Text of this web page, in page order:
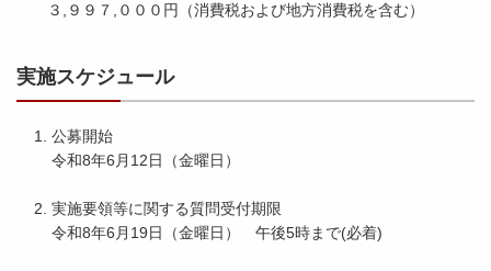
３,９９７,０００円（消費税および地方消費税を含む）
実施スケジュール
公募開始
令和8年6月12日（金曜日）
実施要領等に関する質問受付期限
令和8年6月19日（金曜日） 午後5時まで(必着)